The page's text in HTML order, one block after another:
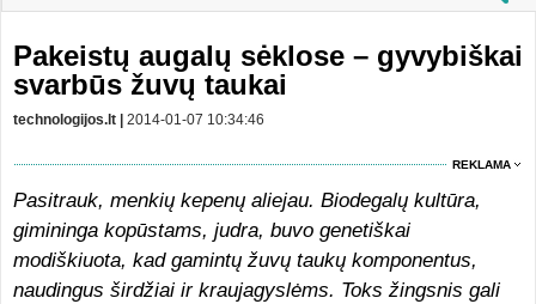
Pakeistų augalų sėklose – gyvybiškai
svarbūs žuvų taukai
technologijos.lt | 2014-01-07 10:34:46
REKLAMA
Pasitrauk, menkių kepenų aliejau. Biodegalų kultūra,
gimininga kopūstams, judra, buvo genetiškai
modiškiuota, kad gamintų žuvų taukų komponentus,
naudingus širdžiai ir kraujagyslėms. Toks žingsnis gali